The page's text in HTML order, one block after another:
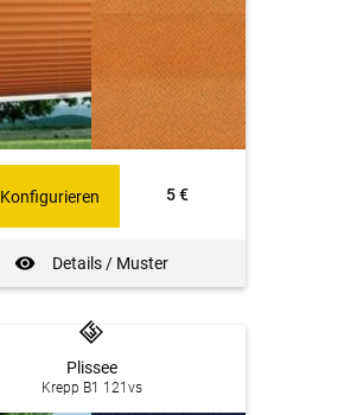
5 €
Details / Muster
Konfigurieren
Plissee
Krepp B1 121vs